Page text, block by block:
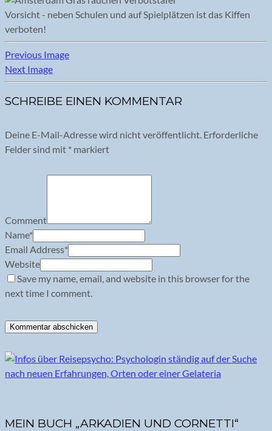
Vorsicht - neben Schulen und auf Spielplätzen ist das Kiffen
verboten!
Previous Image
Next Image
SCHREIBE EINEN KOMMENTAR
Deine E-Mail-Adresse wird nicht veröffentlicht. Erforderliche
Felder sind mit * markiert
Comment
Name*
Email Address*
Website
Save my name, email, and website in this browser for the
next time I comment.
MEIN BUCH „ARKADIEN UND CORNETTI“